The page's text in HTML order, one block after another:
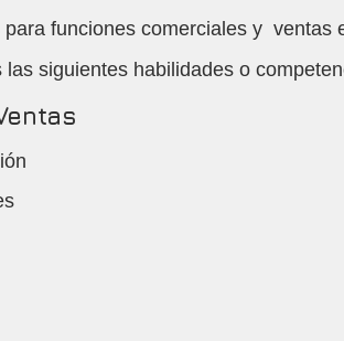
funciones comerciales y  ventas
siguientes habilidades o